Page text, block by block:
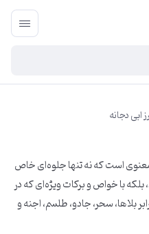
ابی دجانه
و معنوی است که نه تنها جلوه‌ای خاص
با خواص و برکات ویژه‌ای که در
بلاها، سحر، جادو، طلسم، اجنه و